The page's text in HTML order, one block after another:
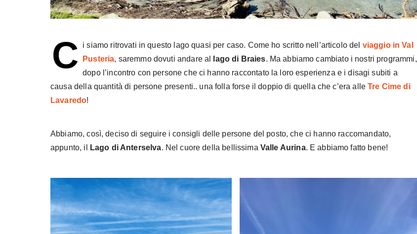
C i siamo ritrovati in questo lago quasi per caso. Come ho scritto nell’articolo del viaggio in Val
Pusteria, saremmo dovuti andare al lago di Braies. Ma abbiamo cambiato i nostri programmi,
dopo l’incontro con persone che ci hanno raccontato la loro esperienza e i disagi subiti a
causa della quantità di persone presenti.. una folla forse il doppio di quella che c’era alleTre Cime di
Lavaredo!
Abbiamo, così, deciso di seguire i consigli delle persone del posto, che ci hanno raccomandato,
appunto, il
Lago di Anterselva. Nel cuore della bellissima Valle Aurina. E abbiamo fatto bene!